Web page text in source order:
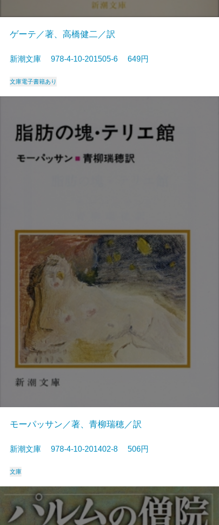
ゲーテ／著、高橋健二／訳
新潮文庫 978-4-10-201505-6 649円
文庫電子書籍あり
モーパッサン／著、青柳瑞穂／訳
新潮文庫 978-4-10-201402-8 506円
文庫